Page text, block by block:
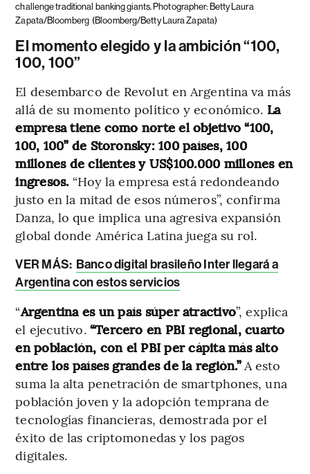
challenge traditional banking giants. Photographer: Betty Laura
Zapata/Bloomberg (Bloomberg/Betty Laura Zapata)
El momento elegido y la ambición “100,
100, 100”
El desembarco de Revolut en Argentina va más
allá de su momento político y económico. La
empresa tiene como norte el objetivo “100,
100, 100” de Storonsky: 100 países, 100
millones de clientes y US$100.000 millones en
ingresos. “Hoy la empresa está redondeando
justo en la mitad de esos números”, confirma
Danza, lo que implica una agresiva expansión
global donde América Latina juega su rol.
VER MÁS: Banco digital brasileño Inter llegará a
Argentina con estos servicios
“Argentina es un país súper atractivo”, explica
el ejecutivo. “Tercero en PBI regional, cuarto
en población, con el PBI per cápita más alto
entre los países grandes de la región.”A esto
suma la alta penetración de smartphones, una
población joven y la adopción temprana de
tecnologías financieras, demostrada por el
éxito de las criptomonedas y los pagos
digitales.